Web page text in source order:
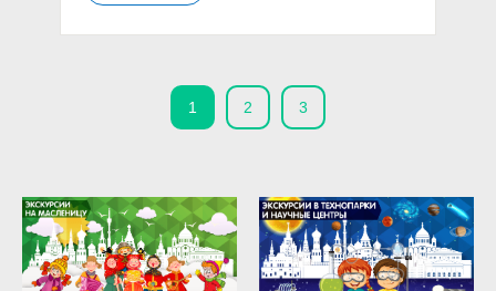
1 2 3